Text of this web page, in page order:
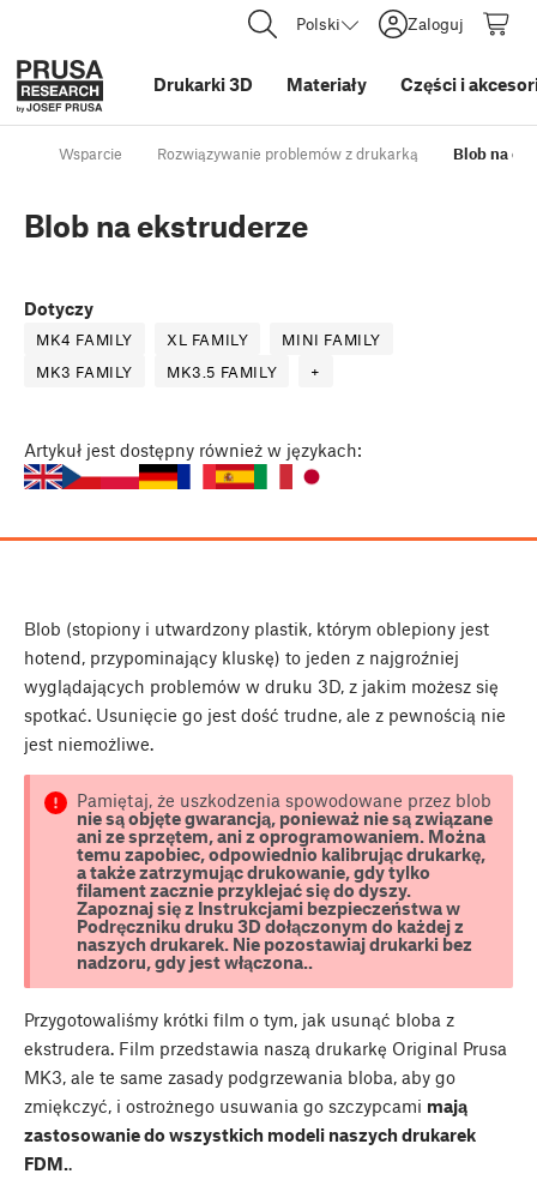
Polski Zaloguj
Drukarki 3D Materiały Części i
Wsparcie Rozwiązywanie problemów z drukarką Blob na
Blob na ekstruderze
Dotyczy
MK4 FAMILY XL FAMILY
MINI FAMILY
MK3 FAMILY
MK3.5 FAMILY +
Artykuł jest dostępny również w językach:
Blob (stopiony i utwardzony plastik, którym oblepiony jest
hotend, przypominający kluskę) to jeden z najgroźniej
wyglądających problemów w druku 3D, z jakim możesz się
spotkać. Usunięcie go jest dość trudne, ale z pewnością nie
jest niemożliwe.
Pamiętaj, że uszkodzenia spowodowane przez blob
nie są objęte gwarancją, ponieważ nie są związane
ani ze sprzętem, ani z oprogramowaniem. Można
temu zapobiec, odpowiednio kalibrując drukarkę,
a także zatrzymując drukowanie, gdy tylko
filament zacznie przyklejać się do dyszy.
Zapoznaj się z Instrukcjami bezpieczeństwaw
Podręczniku druku 3D dołączonym do każdej z
naszych drukarek. Nie pozostawiaj drukarki bez
nadzoru, gdy jest włączona..
Przygotowaliśmy krótki film o tym, jak usunąć bloba z
ekstrudera. Film przedstawia naszą drukarkę Original Prusa
MK3, ale te same zasady podgrzewania bloba, aby go
zmiękczyć, i ostrożnego usuwania go szczypcami mają
zastosowanie do wszystkich modeli naszych drukarek
FDM..